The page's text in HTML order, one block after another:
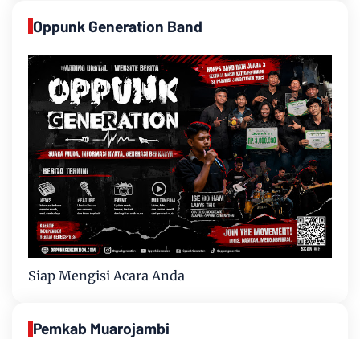
Oppunk Generation Band
Siap Mengisi Acara Anda
Pemkab Muarojambi